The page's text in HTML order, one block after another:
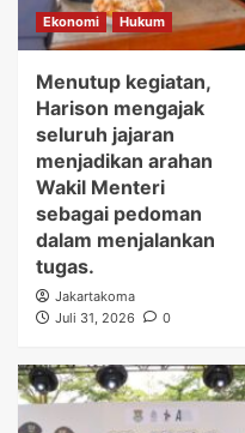
Ekonomi Hukum
Menutup kegiatan,
Harison mengajak
seluruh jajaran
menjadikan arahan
Wakil Menteri
sebagai pedoman
dalam menjalankan
tugas.
Jakartakoma
Juli 31, 2026
0